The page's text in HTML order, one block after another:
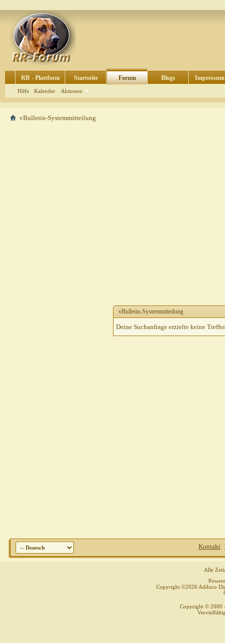
RR - Plattform Startseite Forum
Hilfe Kalender Aktionen
Blogs Impressum
vBulletin-Systemmitteilung
vBulletin-Systemmitteilung
Deine Suchanfrage erzielte keine
Kontakt
Alle
Copyright ©2026 Adduco
Copyright © 2000